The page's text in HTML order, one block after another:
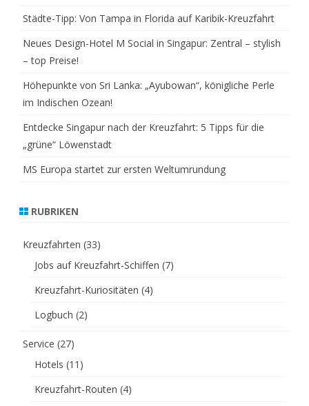
Städte-Tipp: Von Tampa in Florida auf Karibik-Kreuzfahrt
Neues Design-Hotel M Social in Singapur: Zentral – stylish
– top Preise!
Höhepunkte von Sri Lanka: „Ayubowan“, königliche Perle
im Indischen Ozean!
Entdecke Singapur nach der Kreuzfahrt: 5 Tipps für die
„grüne“ Löwenstadt
MS Europa startet zur ersten Weltumrundung
RUBRIKEN
Kreuzfahrten (33)
Jobs auf Kreuzfahrt-Schiffen (7)
Kreuzfahrt-Kuriositäten (4)
Logbuch (2)
Service (27)
Hotels (11)
Kreuzfahrt-Routen (4)